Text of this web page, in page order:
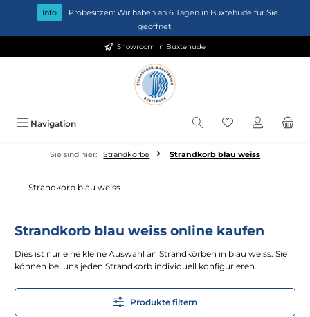
Zum Hauptinhalt springen
Info
Probesitzen: Wir haben an 6 Tagen in Buxtehude für Sie
geöffnet!
Showroom in Buxtehude
Navigation Du hast 0
Sie sind hier: Strandkörbe Strandkorb blau weiss
Strandkorb blau weiss
Strandkorb blau weiss online kaufen
Dies ist nur eine kleine Auswahl an Strandkörben in blau weiss. Sie
können bei uns jeden Strandkorb individuell konfigurieren.
Produkte filtern